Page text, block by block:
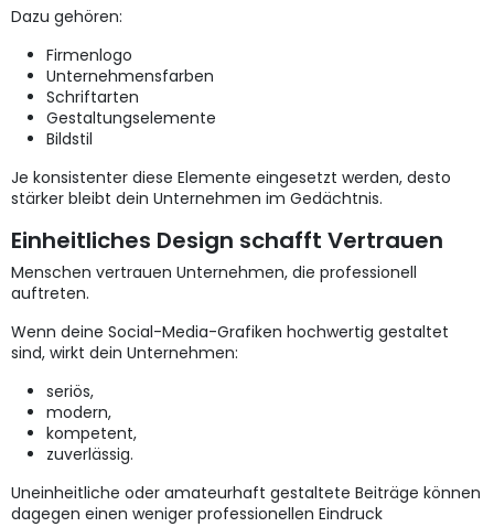
Dazu gehören:
Firmenlogo
Unternehmensfarben
Schriftarten
Gestaltungselemente
Bildstil
Je konsistenter diese Elemente eingesetzt werden, desto
stärker bleibt dein Unternehmen im Gedächtnis.
Einheitliches Design schafft Vertrauen
Menschen vertrauen Unternehmen, die professionell
auftreten.
Wenn deine Social-Media-Grafiken hochwertig gestaltet
sind, wirkt dein Unternehmen:
seriös,
modern,
kompetent,
zuverlässig.
Uneinheitliche oder amateurhaft gestaltete Beiträge können
dagegen einen weniger professionellen Eindruck